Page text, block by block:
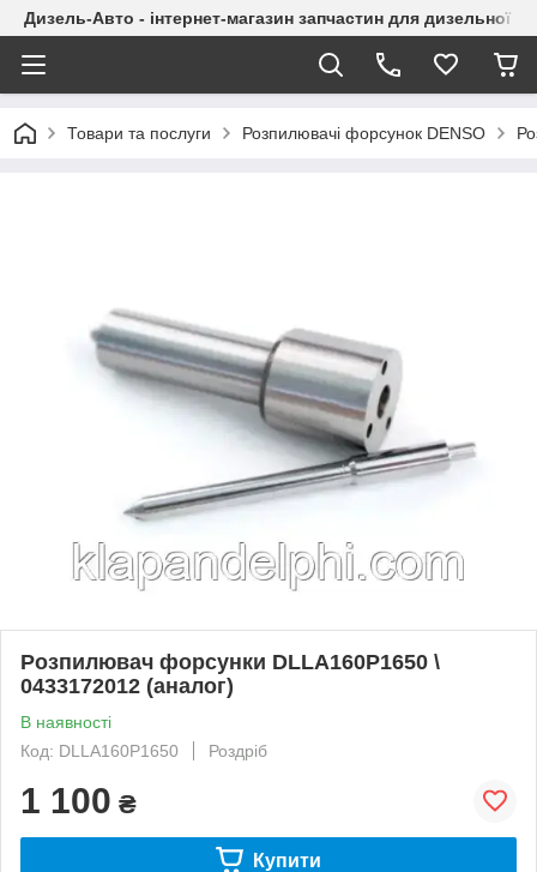
Дизель-Авто - інтернет-магазин запчастин для дизельної
Товари та послуги Розпилювачі форсунок DENSO
Розпилювач форсунки DLLA160P1650 \
0433172012 (аналог)
В наявності
Код: DLLA160P1650
Роздріб
1 100 ₴
Купити